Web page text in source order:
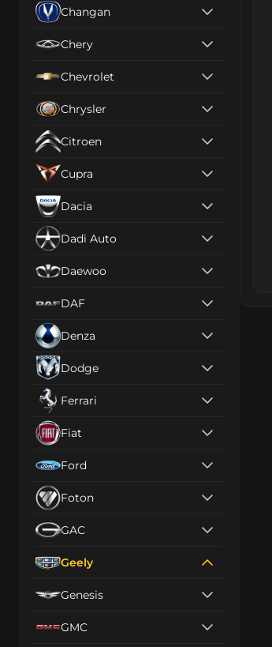
Changan
Chery
Chevrolet
Chrysler
Citroen
Cupra
Dacia
Dadi Auto
Daewoo
DAF
Denza
Dodge
Ferrari
Fiat
Ford
Foton
GAC
Geely
Genesis
GMC